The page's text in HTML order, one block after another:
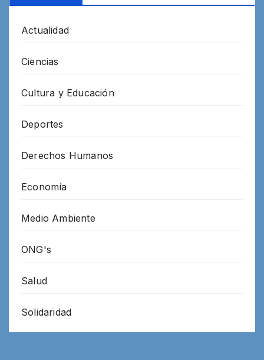
Actualidad
Ciencias
Cultura y Educación
Deportes
Derechos Humanos
Economía
Medio Ambiente
ONG's
Salud
Solidaridad